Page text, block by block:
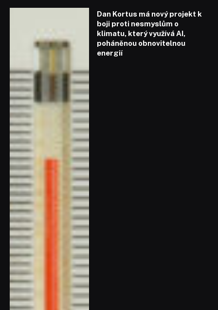
Dan Kortus má nový projekt k
boji proti nesmyslům o
klimatu, který využívá AI,
poháněnou obnovitelnou
energií